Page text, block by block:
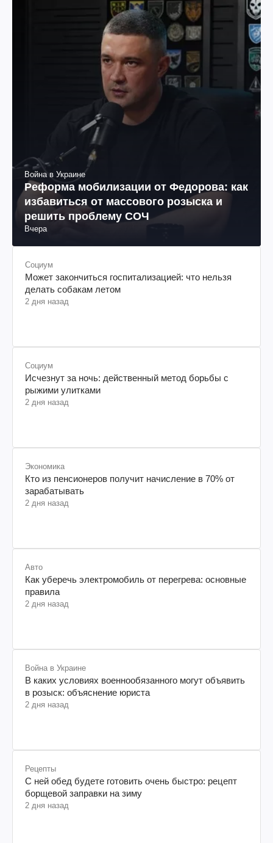
Война в Украине
Реформа мобилизации от Федорова: как
избавиться от массового розыска и
решить проблему СОЧ
Вчера
Социум
Может закончиться госпитализацией: что нельзя
делать собакам летом
2 дня назад
Социум
Исчезнут за ночь: действенный метод борьбы с
рыжими улитками
2 дня назад
Экономика
Кто из пенсионеров получит начисление в 70% от
зарабатывать
2 дня назад
Авто
Как уберечь электромобиль от перегрева: основные
правила
2 дня назад
Война в Украине
В каких условиях военнообязанного могут объявить
в розыск: объяснение юриста
2 дня назад
Рецепты
С ней обед будете готовить очень быстро: рецепт
борщевой заправки на зиму
2 дня назад